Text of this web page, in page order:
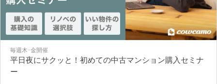
毎週木･金開催
平日夜にサクッと！初めての中古マンション購入セミナ
ー